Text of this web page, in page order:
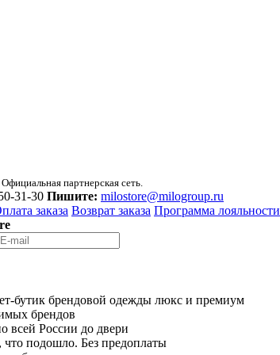
партнерская сеть.
31-30 Пишите: milostore@milogroup.ru
заказа Возврат заказа Программа лояльности
бутик брендовой одежды люкс и премиум
брендов
всей России до двери
что подошло. Без предоплаты